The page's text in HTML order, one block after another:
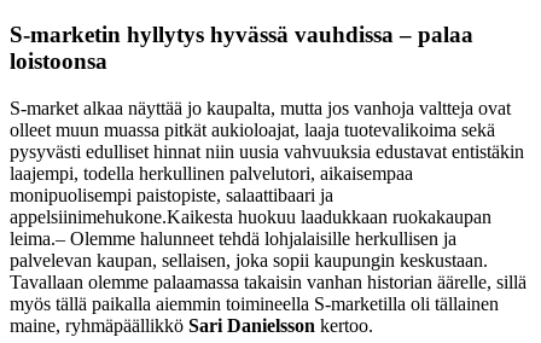
S-marketin hyllytys hyvässä vauhdissa – palaa
loistoonsa
S-market alkaa näyttää jo kaupalta, mutta jos vanhoja valtteja ovat
olleet muun muassa pitkät aukioloajat, laaja tuotevalikoima sekä
pysyvästi edulliset hinnat niin uusia vahvuuksia edustavat entistäkin
laajempi, todella herkullinen palvelutori, aikaisempaa
monipuolisempi paistopiste, salaattibaari ja
appelsiinimehukone.Kaikesta huokuu laadukkaan ruokakaupan
leima.– Olemme halunneet tehdä lohjalaisille herkullisen ja
palvelevan kaupan, sellaisen, joka sopii kaupungin keskustaan.
Tavallaan olemme palaamassa takaisin vanhan historian äärelle, sillä
myös tällä paikalla aiemmin toimineella S-marketilla oli tällainen
maine, ryhmäpäällikkö Sari Danielsson kertoo.